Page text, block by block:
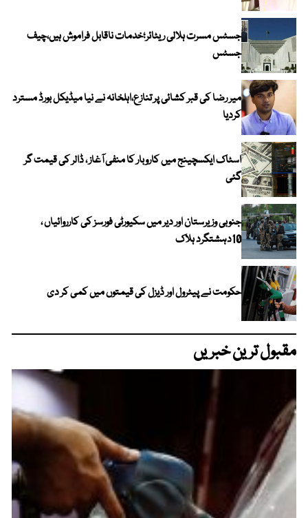
جسٹس مسرت ہلالی ریٹائر؛خدمات ناقابل فراموش ہیں،چیف
جسٹس
میر رضا کی قبر کشائی پر تنازع،اہلخانہ نے نیا میڈیکل بورڈ مسترد
کردیا
اسٹاک ایکسچینج میں کاروبار کا منفی آغاز ، ڈالر کی قیمت گر
گئی
جنوبی وزیرستان اور دیر میں سکیورٹی فورسز کی کارروائیاں ،
10دہشتگرد ہلاک
حکومت نے پیٹرول اور ڈیزل کی قیمتوں میں کمی کر دی
مقبول ترین خبریں